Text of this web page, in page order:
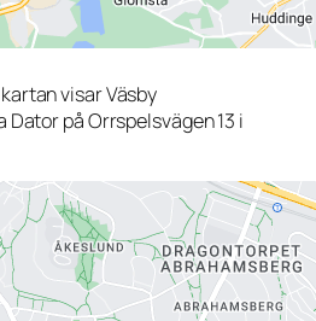
visar Väsby
Dator på Orrspelsvägen 13 i